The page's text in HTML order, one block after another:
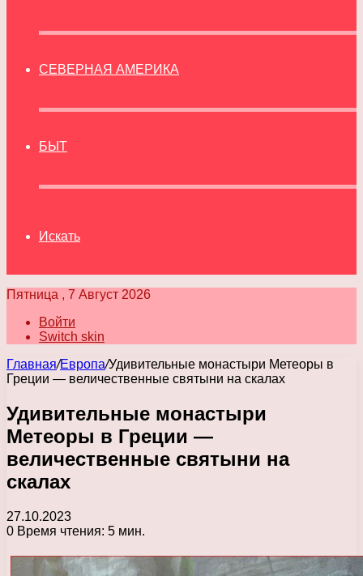
СЕВЕРНАЯ АМЕРИКА
БЫТ
Искать
Пятница , 7 Август 2026
Войти
Switch skin
Главная/Европа/Удивительные монастыри Метеоры в
Греции — величественные святыни на скалах
Удивительные монастыри
Метеоры в Греции —
величественные святыни на
скалах
27.10.2023
0 Время чтения: 5 мин.